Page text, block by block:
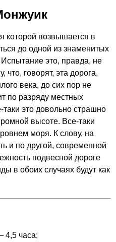
которой возвышается в
до одной из знаменитых
это, правда, не
говорят, эта дорога,
века, до сих пор не
по разряду местных
таки это довольно страшно
высоте. Все-таки
моря. К слову, на
и по другой, современной
подвесной дороге
в обоих случаях будут как
4,5 часа;